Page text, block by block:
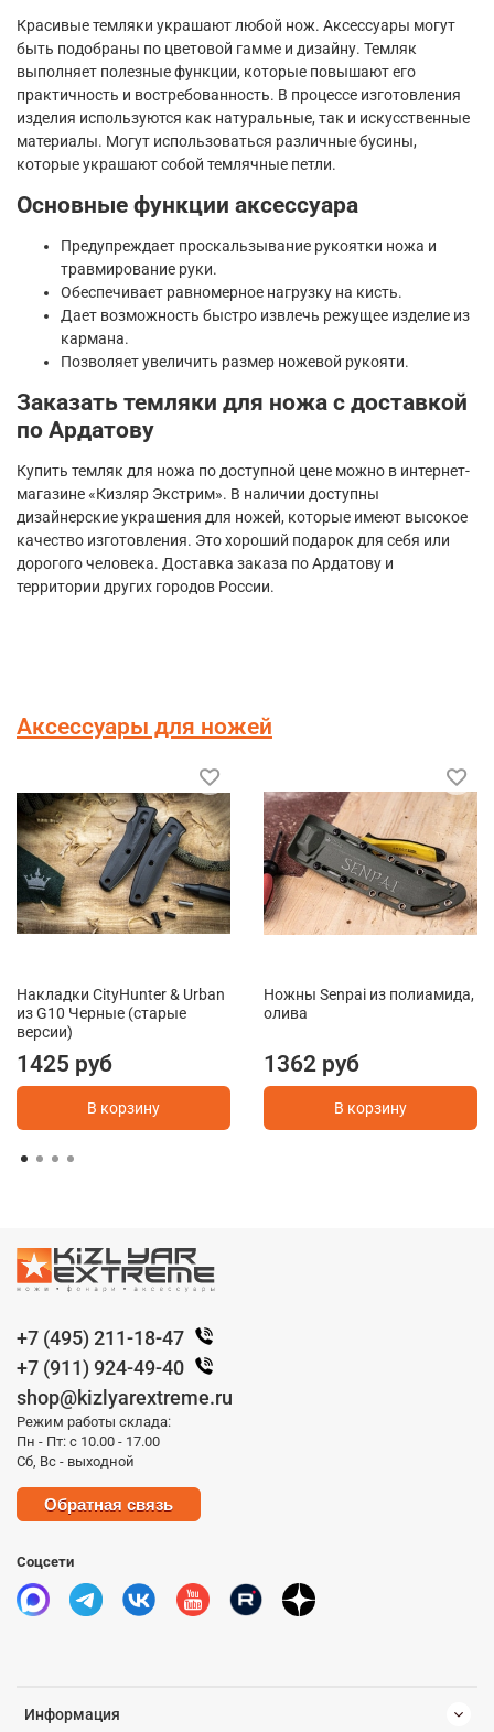
Красивые темляки украшают любой нож. Аксессуары могут
быть подобраны по цветовой гамме и дизайну. Темляк
выполняет полезные функции, которые повышают его
практичность и востребованность. В процессе изготовления
изделия используются как натуральные, так и искусственные
материалы. Могут использоваться различные бусины,
которые украшают собой темлячные петли.
Основные функции аксессуара
Предупреждает проскальзывание рукоятки ножа и
травмирование руки.
Обеспечивает равномерное нагрузку на кисть.
Дает возможность быстро извлечь режущее изделие из
кармана.
Позволяет увеличить размер ножевой рукояти.
Заказать темляки для ножа с доставкой
по Ардатову
Купить темляк для ножа по доступной цене можно в интернет-
магазине «Кизляр Экстрим». В наличии доступны
дизайнерские украшения для ножей, которые имеют высокое
качество изготовления. Это хороший подарок для себя или
дорогого человека. Доставка заказа по Ардатову и
территории других городов России.
Аксессуары для ножей
Накладки CityHunter & Urban
из G10 Черные (старые
версии)
1425 руб
В корзину
Ножны Senpai из полиамида,
олива
1362 руб
В корзину
Информация
+7 (495) 211-18-47
+7 (911) 924-49-40
shop@kizlyarextreme.ru
Режим работы склада:
Пн - Пт: с 10.00 - 17.00
Сб, Вс - выходной
Обратная связь
Соцсети